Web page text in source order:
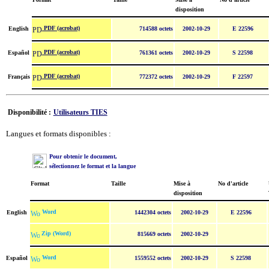
disposition
English PDF (acrobat) 714588 octets 2002-10-29 E 22596
Español PDF (acrobat) 761361 octets 2002-10-29 S 22598
Français PDF (acrobat) 772372 octets 2002-10-29 F 22597
Disponibilité : Utilisateurs TIES
Langues et formats disponibles :
Pour obtenir le document,
sélectionnez le format et la langue
Format Taille
Mise à
disposition
No d'article
English Word 1442304 octets 2002-10-29 E 22596
Zip (Word) 815669 octets 2002-10-29
Español Word 1559552 octets 2002-10-29 S 22598